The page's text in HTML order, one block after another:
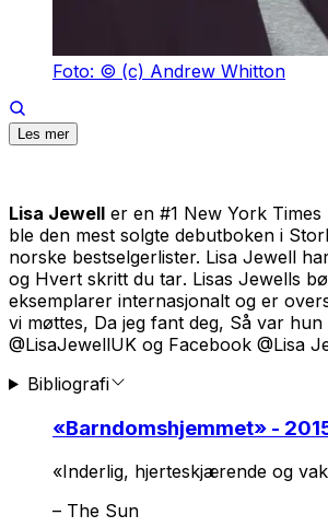
Foto: © (c) Andrew Whitton
Les mer
Lisa Jewell er en #1 New York Times
ble den mest solgte debutboken i
norske bestselgerlister. Lisa Jewell
og Hvert skritt du tar. Lisas Jewells
eksemplarer internasjonalt og er
vi møttes, Da jeg fant deg, Så var hun
@LisaJewellUK og Facebook @Lisa
Bibliografi
«Barndomshjemmet» -
«Inderlig, hjerteskjærende og
– The Sun